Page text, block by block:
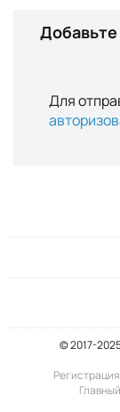
Для
© 2017-